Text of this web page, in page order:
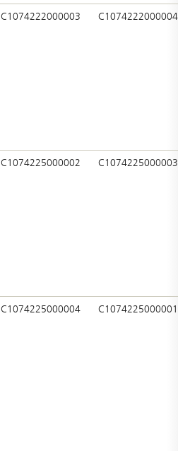
C1074222000003 C1074222000004
C1074225000002 C1074225000003
C1074225000004 C1074225000001